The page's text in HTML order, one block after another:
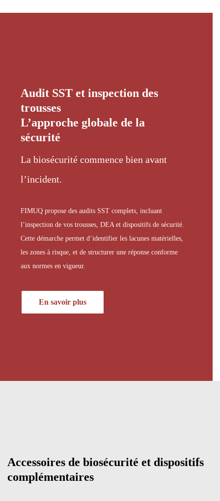
Audit SST et inspection des
trousses
L’approche globale de la
sécurité
La biosécurité commence bien avant
l’incident.
FIMUQ propose des audits SST complets, incluant
l’inspection de vos trousses, DEA et dispositifs de sécurité.
Cette démarche permet d’identifier les lacunes matérielles,
les zones à risque, et de structurer une réponse conforme
aux normes en vigueur.
En savoir plus
Accessoires de biosécurité et dispositifs
complémentaires